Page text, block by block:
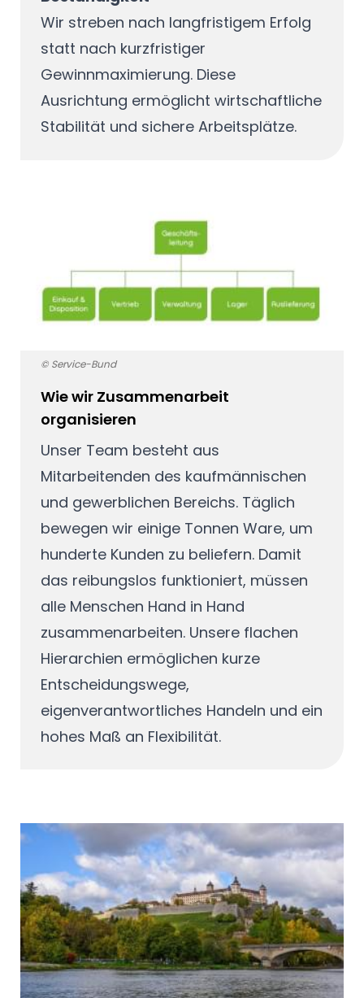
Wir streben nach langfristigem Erfolg
statt nach kurzfristiger
Gewinnmaximierung. Diese
Ausrichtung ermöglicht wirtschaftliche
Stabilität und sichere Arbeitsplätze.
Wie wir Zusammenarbeit
organisieren
Unser Team besteht aus
Mitarbeitenden des kaufmännischen
und gewerblichen Bereichs. Täglich
bewegen wir einige Tonnen Ware, um
hunderte Kunden zu beliefern. Damit
das reibungslos funktioniert, müssen
alle Menschen Hand in Hand
zusammenarbeiten. Unsere flachen
Hierarchien ermöglichen kurze
Entscheidungswege,
eigenverantwortliches Handeln und ein
hohes Maß an Flexibilität.
© Service-Bund